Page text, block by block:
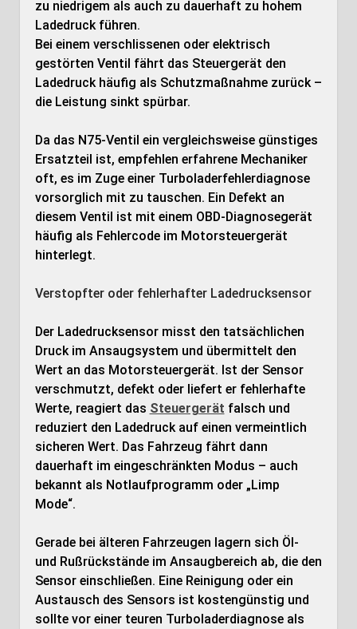
zu niedrigem als auch zu dauerhaft zu hohem
Ladedruck führen.
Bei einem verschlissenen oder elektrisch
gestörten Ventil fährt das Steuergerät den
Ladedruck häufig als Schutzmaßnahme zurück –
die Leistung sinkt spürbar.
Da das N75-Ventil ein vergleichsweise günstiges
Ersatzteil ist, empfehlen erfahrene Mechaniker
oft, es im Zuge einer Turboladerfehlerdiagnose
vorsorglich mit zu tauschen. Ein Defekt an
diesem Ventil ist mit einem OBD-Diagnosegerät
häufig als Fehlercode im Motorsteuergerät
hinterlegt.
Verstopfter oder fehlerhafter Ladedrucksensor
Der Ladedrucksensor misst den tatsächlichen
Druck im Ansaugsystem und übermittelt den
Wert an das Motorsteuergerät. Ist der Sensor
verschmutzt, defekt oder liefert er fehlerhafte
Werte, reagiert das Steuergerät falsch und
reduziert den Ladedruck auf einen vermeintlich
sicheren Wert. Das Fahrzeug fährt dann
dauerhaft im eingeschränkten Modus – auch
bekannt als Notlaufprogramm oder „Limp
Mode“.
Gerade bei älteren Fahrzeugen lagern sich Öl-
und Rußrückstände im Ansaugbereich ab, die den
Sensor einschließen. Eine Reinigung oder ein
Austausch des Sensors ist kostengünstig und
sollte vor einer teuren Turboladerdiagnose als